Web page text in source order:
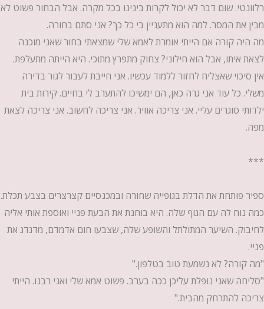
רלוונטי. שום דבר לא יכול לקרות בינינו בכל מקרה. אבל הבחור פשוט לא
מבין את המסר. למה הוא מתעניין בי כל כך? אני סתם בחורה.
מה היה קורה אם הייתי אומרת לאמא שלי שמצאתי בחור שאני מוכנה
לצאת איתו, אבל הוא חילוני? צחוק מתפרץ מתוכי. היא הייתה מתעלפת.
אין סיכוי שאצליח לחזור ללמוד עכשיו. אני חייבת לעבור לגור בדירה
משלי. כל עוד אני גרה כאן, הם ימשיכו להתערב לי בחיים. קירות בית
ילדותי סוגרים עליי. אני צריכה אוויר. אני צריכה לחשוב. אני צריכה לצאת
מפה.
***
ספיר פותחת את הדלת בגופייה שחורה ובמכנסיים קצרצרים בצבע תכלת.
כמה נוח לה עם הגוף שלה. היא בוחנת את הבעת פניי ואוספת אותי אליה
לחיבוק. השיער המתולתל והשופע שלה, שצבעו חום אדמדם, מדגדג את
פניי.
"מה קורה? לא נשמעת טוב בטלפון."
"סליחה שאני נופלת עליכן ככה בערב. פשוט אמא שלי ואני רבנו. הייתי
צריכה להתרחק מהבית."